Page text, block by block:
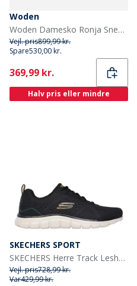
Woden
Woden Damesko Ronja Sneakers 189 Stone Multi
Vejl. pris899,99 kr.
Spare530,00 kr.
Current
369,99 kr.
Halv pris eller mindre
SKECHERS SPORT
SKECHERS Herre Track Leshur Sneakers Sort
Vejl. pris728,99 kr.
Var429,99 kr.